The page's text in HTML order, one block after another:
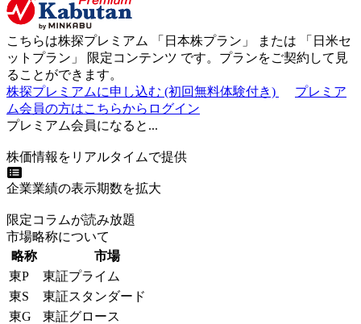
こちらは株探プレミアム 「 日本株プラン 」 または 「 日米セ
ットプラン 」 限定コンテンツ です。プランをご契約して見
ることができます。
株探プレミアムに申し込む (初回無料体験付き)
プレミア
ム会員の方はこちらからログイン
プレミアム会員になると...
株価情報をリアルタイムで提供
企業業績の表示期数を拡大
限定コラムが読み放題
市場略称について
略称
市場
東P
東証プライム
東S
東証スタンダード
東G
東証グロース